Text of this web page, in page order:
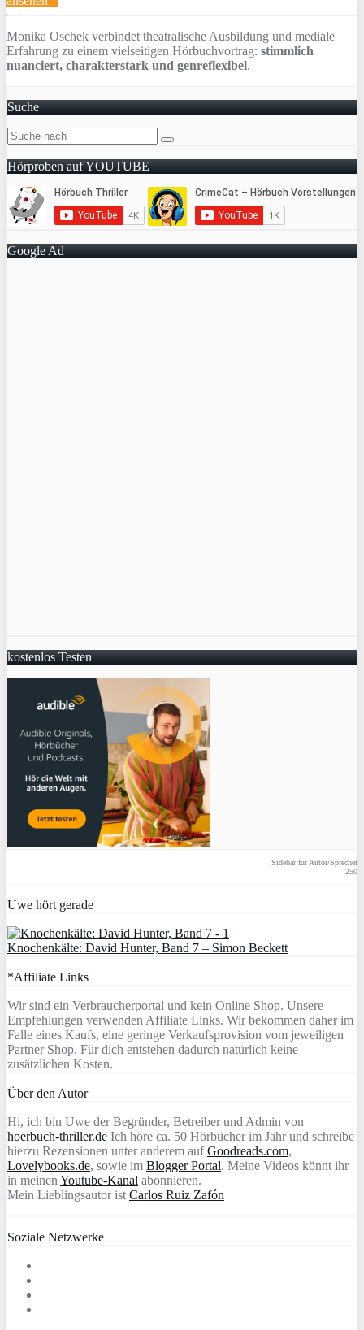
Monika Oschek verbindet theatralische Ausbildung und mediale
Erfahrung zu einem vielseitigen Hörbuchvortrag: stimmlich
nuanciert, charakterstark und genreflexibel.
Suche
Hörproben auf YOUTUBE
Google Ad
kostenlos Testen
Sidebar für Autor/Sprecher
250
Uwe hört gerade
Knochenkälte: David Hunter, Band 7 – Simon Beckett
*Affiliate Links
Wir sind ein Verbraucherportal und kein Online Shop. Unsere
Empfehlungen verwenden Affiliate Links. Wir bekommen daher im
Falle eines Kaufs, eine geringe Verkaufsprovision vom jeweiligen
Partner Shop. Für dich entstehen dadurch natürlich keine
zusätzlichen Kosten.
Über den Autor
Hi, ich bin Uwe der Begründer, Betreiber und Admin von
hoerbuch-thriller.de Ich höre ca. 50 Hörbücher im Jahr und schreibe
hierzu Rezensionen unter anderem aufGoodreads.com,
Lovelybooks.de, sowie im Blogger Portal. Meine Videos könnt ihr
in meinen Youtube-Kanal abonnieren.
Mein Lieblingsautor ist Carlos Ruiz Zafón
Soziale Netzwerke